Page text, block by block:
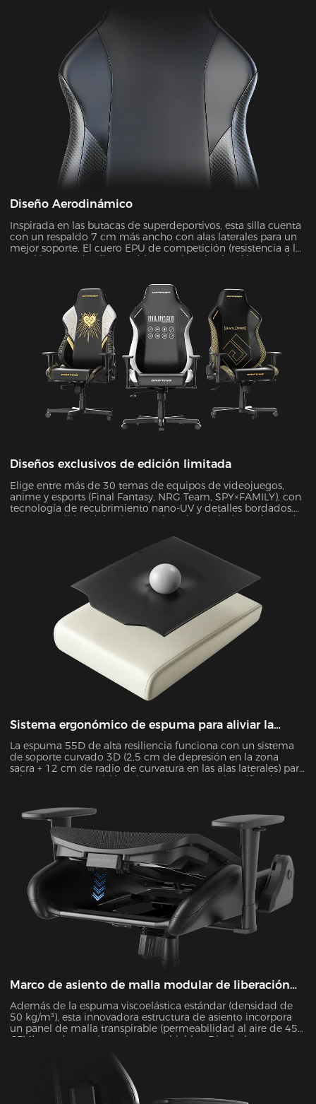
Diseño Aerodinámico
Inspirada en las butacas de superdeportivos, esta silla cuenta
con un respaldo 7 cm más ancho con alas laterales para un
mejor soporte. El cuero EPU de competición (resistencia a la
tracción ≥80 N/cm²) superó las pruebas de abrasión SGS de
Diseños exclusivos de edición limitada
Elige entre más de 30 temas de equipos de videojuegos,
anime y esports (Final Fantasy, NRG Team, SPY×FAMILY), con
tecnología de recubrimiento nano-UV y detalles bordados.
Con una solidez del color superior a los estándares de Grado
Sistema ergonómico de espuma para aliviar la
presión
La espuma 55D de alta resiliencia funciona con un sistema
de soporte curvado 3D (2,5 cm de depresión en la zona
sacra + 12 cm de radio de curvatura en las alas laterales) para
adaptarse con precisión a la postura corporal. Verificado
reduce la presión máxima en un 38 % durante sesiones de 4
horas sentado.
Marco de asiento de malla modular de liberación
rápida
Además de la espuma viscoelástica estándar (densidad de
50 kg/m³), esta innovadora estructura de asiento incorpora
un panel de malla transpirable (permeabilidad al aire de 45
CFM) con dos versiones intercambiables. Diseñada para una
volver a montar en tan solo 30 segundos. Durante los meses
de verano, esta configuración de malla reduce eficazmente
la temperatura de la superficie del asiento entre 5 y 8 °C,
según lo verificado mediante pruebas de imagen térmica